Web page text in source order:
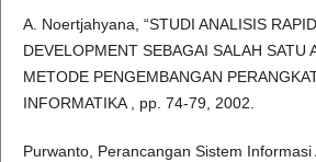
A. Noertjahyana, “STUDI ANALISIS
DEVELOPMENT SEBAGAI SALAH SATU
METODE PENGEMBANGAN
INFORMATIKA , pp. 74-79, 2002.
Purwanto, Perancangan Sistem Informasi